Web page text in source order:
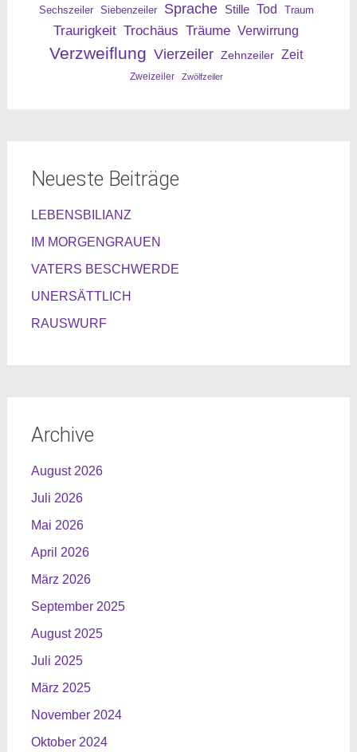
Sechszeiler Siebenzeiler Sprache Stille Tod Traum
Traurigkeit Trochäus Träume Verwirrung
Verzweiflung Vierzeiler Zehnzeiler Zeit
Zweizeiler Zwölfzeiler
Neueste Beiträge
LEBENSBILIANZ
IM MORGENGRAUEN
VATERS BESCHWERDE
UNERSÄTTLICH
RAUSWURF
Archive
August 2026
Juli 2026
Mai 2026
April 2026
März 2026
September 2025
August 2025
Juli 2025
März 2025
November 2024
Oktober 2024